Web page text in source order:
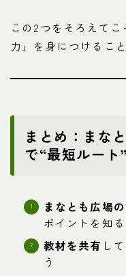
この2つをそろえて
力」を身につけるこ
まとめ：まな
で“最短ルート
まなとも広場
ポイントを知る
教材を共有 し
う